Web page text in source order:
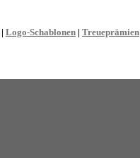
| Logo-Schablonen | Treueprämien